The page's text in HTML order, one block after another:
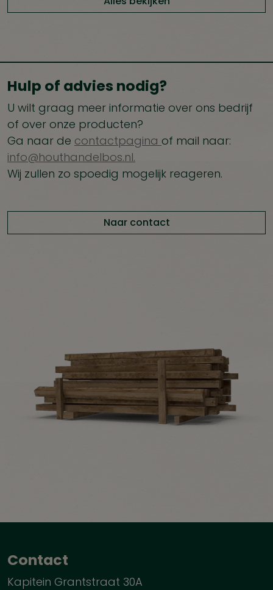
Hulp of advies nodig?
U wilt graag meer informatie over ons bedrijf
of over onze producten?
Ga naar de contactpagina of mail naar:
info@houthandelbos.nl.
Wij zullen zo spoedig mogelijk reageren.
Naar contact
Contact
Kapitein Grantstraat 30A